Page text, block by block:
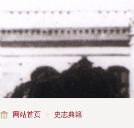
网站首页 > 史志典籍